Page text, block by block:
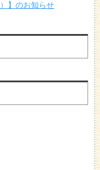
】のお知らせ